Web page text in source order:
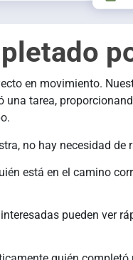
en movimiento.
tarea,
no hay necesidad de
está en el camino
pueden ver